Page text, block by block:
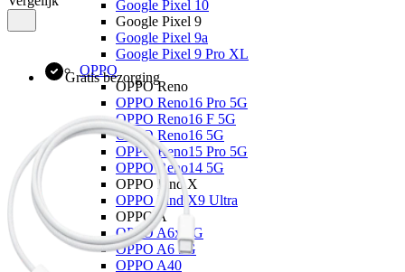
Google Pixel 10
Google Pixel 9
Google Pixel 9a
Google Pixel 9 Pro XL
OPPO
OPPO Reno
OPPO Reno16 Pro 5G
OPPO Reno16 F 5G
OPPO Reno16 5G
OPPO Reno15 Pro 5G
OPPO Reno14 5G
OPPO Find X
OPPO Find X9 Ultra
OPPO A
OPPO A6x 5G
OPPO A6 5G
OPPO A40
Gratis bezorging